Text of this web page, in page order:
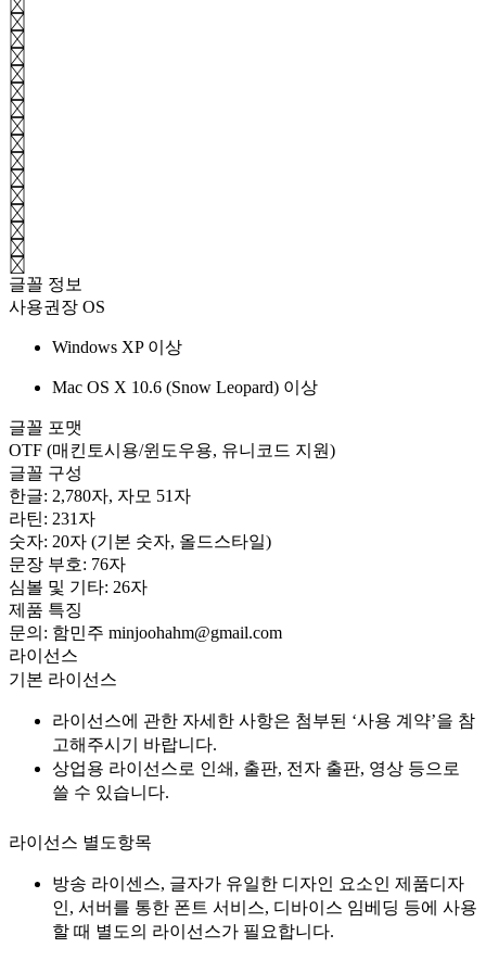
|
:
"
<
>
?
₩
-
=
[
]
\
;
'
.
/
글꼴 정보
사용권장 OS
Windows XP 이상
Mac OS X 10.6 (Snow Leopard) 이상
글꼴 포맷
OTF (매킨토시용/윈도우용, 유니코드 지원)
글꼴 구성
한글: 2,780자, 자모 51자
라틴: 231자
숫자: 20자 (기본 숫자, 올드스타일)
문장 부호: 76자
심볼 및 기타: 26자
제품 특징
문의: 함민주 minjoohahm@gmail.com
라이선스
기본 라이선스
라이선스에 관한 자세한 사항은 첨부된 ‘사용 계약’을 참
고해주시기 바랍니다.
상업용 라이선스로 인쇄, 출판, 전자 출판, 영상 등으로
쓸 수 있습니다.
라이선스 별도항목
방송 라이센스, 글자가 유일한 디자인 요소인 제품디자
인, 서버를 통한 폰트 서비스, 디바이스 임베딩 등에 사용
할 때 별도의 라이선스가 필요합니다.